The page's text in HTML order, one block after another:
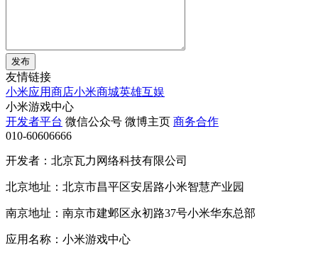
发布
友情链接
小米应用商店小米商城英雄互娱
小米游戏中心
开发者平台 微信公众号 微博主页 商务合作
010-60606666
开发者：北京瓦力网络科技有限公司
北京地址：北京市昌平区安居路小米智慧产业园
南京地址：南京市建邺区永初路37号小米华东总部
应用名称：小米游戏中心